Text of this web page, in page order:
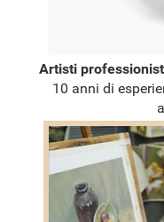
Artisti
10 anni di